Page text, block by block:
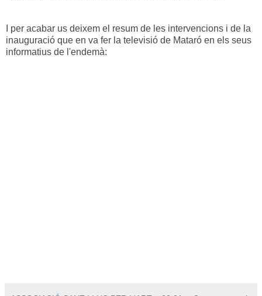
I per acabar us deixem el resum de les intervencions i de la
inauguració que en va fer la televisió de Mataró en els seus
informatius de l'endemà: